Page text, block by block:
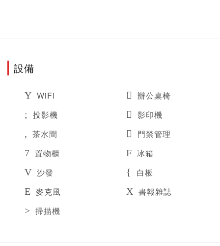
設備
WiFi
辦公桌椅
投影機
影印機
茶水間
門禁管理
置物櫃
冰箱
沙發
白板
麥克風
書報雜誌
掃描機